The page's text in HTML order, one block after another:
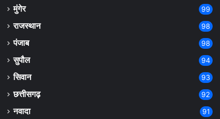
मुंगेर 99
राजस्थान 98
पंजाब 98
सुपौल 94
सिवान 93
छत्तीसगढ़ 92
नवादा 91